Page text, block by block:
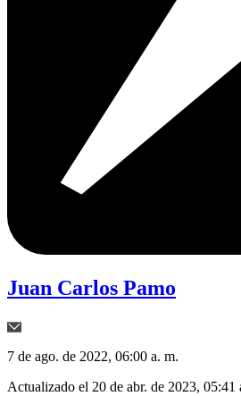
Juan Carlos Pamo
7 de ago. de 2022, 06:00 a. m.
Actualizado el 20 de abr. de 2023, 05:41